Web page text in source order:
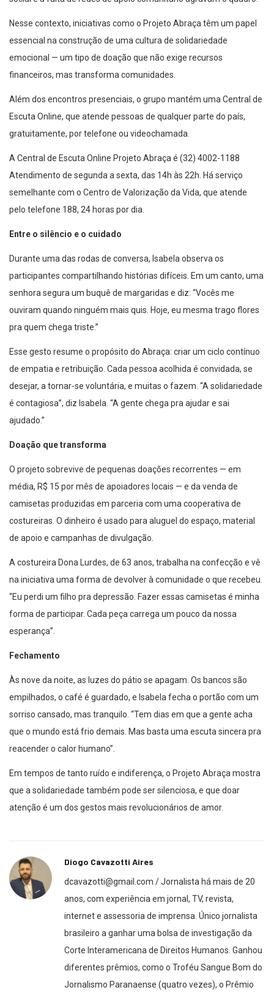
Nesse contexto, iniciativas como o Projeto Abraça têm um papel
essencial na construção de uma cultura de solidariedade
emocional — um tipo de doação que não exige recursos
financeiros, mas transforma comunidades.
Além dos encontros presenciais, o grupo mantém uma Central de
Escuta Online, que atende pessoas de qualquer parte do país,
gratuitamente, por telefone ou videochamada.
A Central de Escuta Online Projeto Abraça é (32) 4002-1188
Atendimento de segunda a sexta, das 14h às 22h. Há serviço
semelhante com o Centro de Valorização da Vida, que atende
pelo telefone 188, 24 horas por dia.
Entre o silêncio e o cuidado
Durante uma das rodas de conversa, Isabela observa os
participantes compartilhando histórias difíceis. Em um canto, uma
senhora segura um buquê de margaridas e diz: “Vocês me
ouviram quando ninguém mais quis. Hoje, eu mesma trago flores
pra quem chega triste.”
Esse gesto resume o propósito do Abraça: criar um ciclo contínuo
de empatia e retribuição. Cada pessoa acolhida é convidada, se
desejar, a tornar-se voluntária, e muitas o fazem. “A solidariedade
é contagiosa”, diz Isabela. “A gente chega pra ajudar e sai
ajudado.”
Doação que transforma
O projeto sobrevive de pequenas doações recorrentes — em
média, R$ 15 por mês de apoiadores locais — e da venda de
camisetas produzidas em parceria com uma cooperativa de
costureiras. O dinheiro é usado para aluguel do espaço, material
de apoio e campanhas de divulgação.
A costureira Dona Lurdes, de 63 anos, trabalha na confecção e vê
na iniciativa uma forma de devolver à comunidade o que recebeu.
“Eu perdi um filho pra depressão. Fazer essas camisetas é minha
forma de participar. Cada peça carrega um pouco da nossa
esperança”.
Fechamento
Às nove da noite, as luzes do pátio se apagam. Os bancos são
empilhados, o café é guardado, e Isabela fecha o portão com um
sorriso cansado, mas tranquilo. “Tem dias em que a gente acha
que o mundo está frio demais. Mas basta uma escuta sincera pra
reacender o calor humano”.
Em tempos de tanto ruído e indiferença, o Projeto Abraça mostra
que a solidariedade também pode ser silenciosa, e que doar
atenção é um dos gestos mais revolucionários de amor.
Diogo Cavazotti Aires
dcavazotti@gmail.com / Jornalista há mais de 20
anos, com experiência em jornal, TV, revista,
internet e assessoria de imprensa. Único jornalista
brasileiro a ganhar uma bolsa de investigação da
Corte Interamericana de Direitos Humanos. Ganhou
diferentes prêmios, como o Troféu Sangue Bom do
Jornalismo Paranaense (quatro vezes), o Prêmio